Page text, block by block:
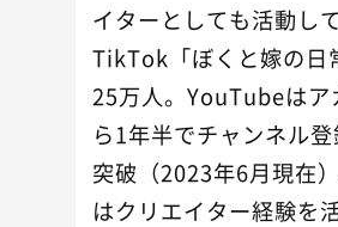
イターとしても活動して
TikTok「ぼくと嫁の日
25万人。YouTubeはア
ら1年半でチャンネル
突破（2023年6月現在
はクリエイター経験を